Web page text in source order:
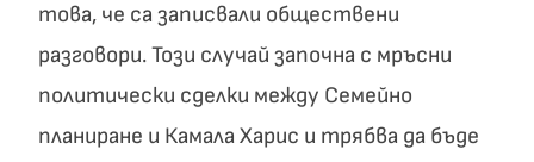
това, че са записвали обществени
разговори. Този случай започна с мръсни
политически сделки между Семейно
планиране и Камала Харис и трябва да бъде